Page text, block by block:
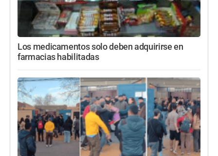
Los medicamentos solo deben adquirirse en
farmacias habilitadas